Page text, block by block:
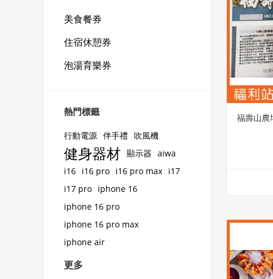
福壽山農
美食餐券
住宿休憩券
泡湯育樂券
熱門標籤
行動電源 伴手禮 吹風機
健身器材 顯示器 aiwa
i16 i16 pro i16 pro max i17
i17 pro iphone 16
iphone 16 pro
iphone 16 pro max
iphone air
更多